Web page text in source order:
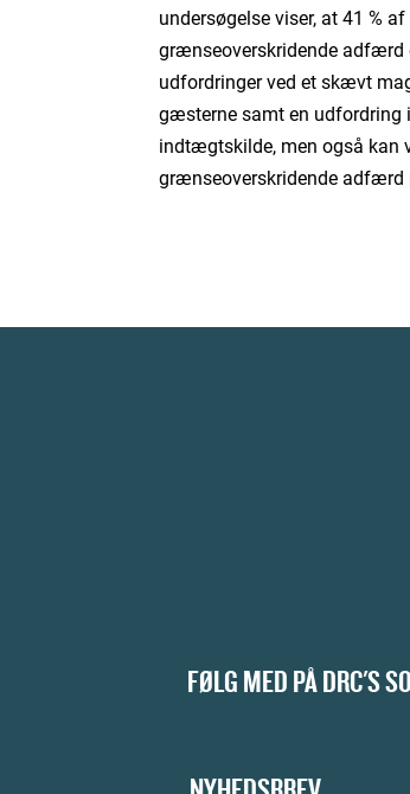
undersøgelse viser, at 41 %
grænseoverskridende adfærd
udfordringer ved et skævt
gæsterne samt en udfordring
indtægtskilde, men også kan
grænseoverskridende adfærd
FØLG MED PÅ DRC'S